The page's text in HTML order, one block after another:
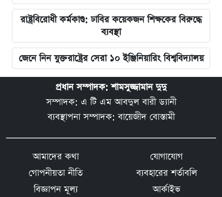
রাষ্ট্রবিরোধী কর্মকাণ্ড: ঢাবির কয়েকজন শিক্ষকের বিরুদ্ধে
ব্যবস্থা
জেনে নিন যুক্তরাষ্ট্রের সেরা ১০ ইঞ্জিনিয়ারিং বিশ্ববিদ্যালয়
প্রধান সম্পাদক: শামসুজ্জামান দুদু
সম্পাদক: এ টি এম আবদুল বারী ড্যানী
ব্যবস্থাপনা সম্পাদক: বায়েজীদ বোস্তামী
আমাদের কথা
যোগাযোগ
গোপনীয়তা নীতি
ব্যবহারের শর্তাবলি
বিজ্ঞাপন মূল্য
আর্কাইভ